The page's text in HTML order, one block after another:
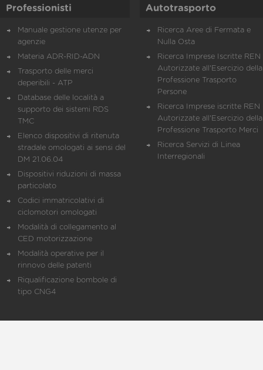
Professionisti
Manuale gestione utenze per
agenzie
Materia ADR-RID-ADN
Trasporto delle merci
deperibili - ATP
Database delle località a
supporto dei sistemi RDS
TMC
Elenco dispositivi di ritenuta
stradale omologati ai sensi del
DM 21.06.04
Dispositivi riduzioni di massa
particolato
Codici immatricolativi di
ciclomotori omologati
Modalità di collegamento al
CED motorizzazione
Modalità operative per il
rinnovo delle patenti
Riqualificazione bombole di
tipo CNG4
Autotrasporto
Ricerca Aree di Fermata e
Nulla Osta
Ricerca Imprese Iscritte REN
Autorizzate all'Esercizio della
Professione Trasporto
Persone
Ricerca Imprese iscritte REN
Autorizzate all'Esercizio della
Professione Trasporto Merci
Ricerca Servizi di Linea
Interregionali